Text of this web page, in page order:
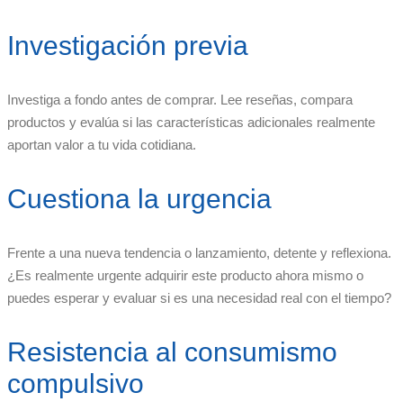
Investigación previa
Investiga a fondo antes de comprar. Lee reseñas, compara
productos y evalúa si las características adicionales realmente
aportan valor a tu vida cotidiana.
Cuestiona la urgencia
Frente a una nueva tendencia o lanzamiento, detente y reflexiona.
¿Es realmente urgente adquirir este producto ahora mismo o
puedes esperar y evaluar si es una necesidad real con el tiempo?
Resistencia al consumismo
compulsivo